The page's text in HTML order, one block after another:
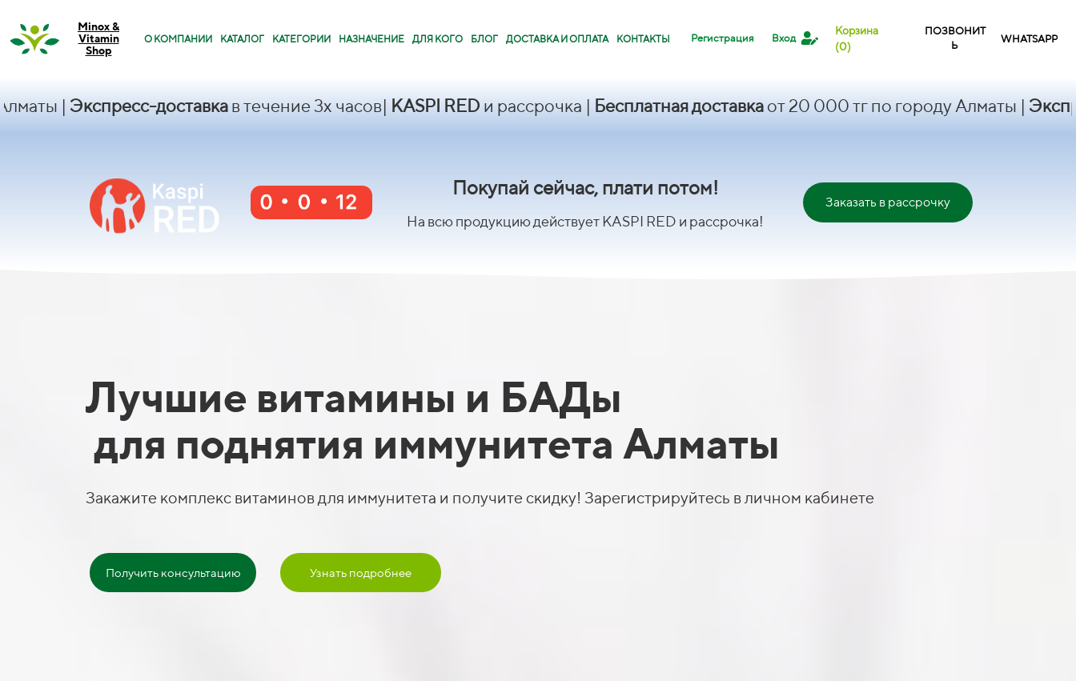
Minox &
Vitamin
Shop
О КОМПАНИИ КАТАЛОГ КАТЕГОРИИ НАЗНАЧЕНИЕ ДЛЯ КОГО БЛОГ ДОСТАВКА И ОПЛАТА КОНТАКТЫ Регистрация Вход
Корзина
(0)
ПОЗВОНИТ
Ь
WHATSAPP
Экспресс-доставкав течение 3х часов|KASPI REDи рассрочка |Бесплатная доставкаот 20 000 тг по городу Алматы |Экспресс-
Покупай сейчас, плати потом!
На всю продукцию действует KASPI RED и рассрочка!
Заказать в рассрочку
Лучшие витамины и БАДы
для поднятия иммунитета Алматы
Закажите комплекс витаминов для иммунитета и получите скидку! Зарегистрируйтесь в личном кабинете
Получить консультацию Узнать подробнее